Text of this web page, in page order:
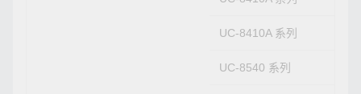
UC-8410A 系列
UC-8540 系列